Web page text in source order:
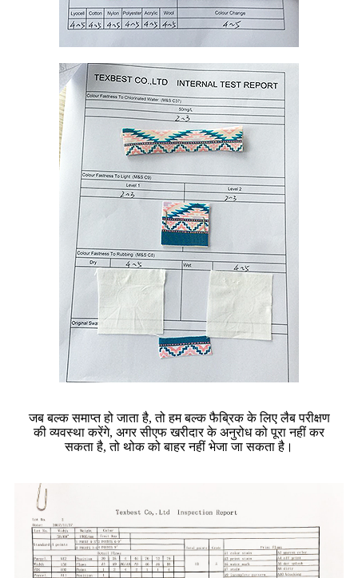
जब बल्क समाप्त हो जाता है, तो हम बल्क फैब्रिक के लिए लैब परीक्षण
की व्यवस्था करेंगे, अगर सीएफ खरीदार के अनुरोध को पूरा नहीं कर
सकता है, तो थोक को बाहर नहीं भेजा जा सकता है।